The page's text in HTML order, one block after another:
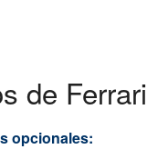
de Ferrari
opcionales: